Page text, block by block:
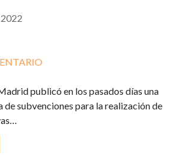
publicó en los pasados días una
subvenciones para la realización de